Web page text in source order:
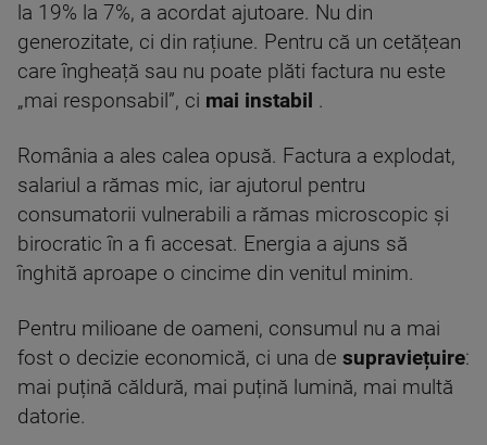
la 19% la 7%, a acordat ajutoare. Nu din
generozitate, ci din rațiune. Pentru că un cetățean
care îngheață sau nu poate plăti factura nu este
„mai responsabil”, ci mai instabil .
România a ales calea opusă. Factura a explodat,
salariul a rămas mic, iar ajutorul pentru
consumatorii vulnerabili a rămas microscopic și
birocratic în a fi accesat. Energia a ajuns să
înghită aproape o cincime din venitul minim.
Pentru milioane de oameni, consumul nu a mai
fost o decizie economică, ci una de supraviețuire:
mai puțină căldură, mai puțină lumină, mai multă
datorie.